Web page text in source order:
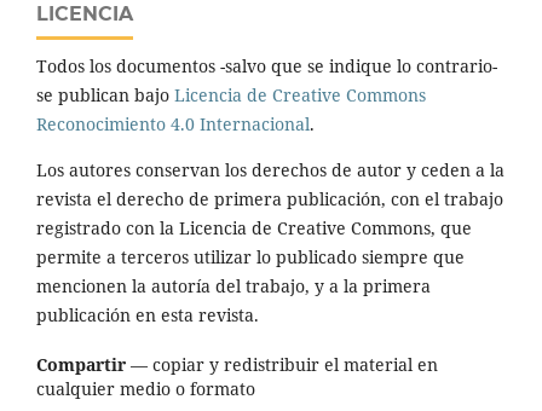
LICENCIA
Todos los documentos -salvo que se indique lo contrario-
se publican bajo Licencia de Creative Commons
Reconocimiento 4.0 Internacional.
Los autores conservan los derechos de autor y ceden a la
revista el derecho de primera publicación, con el trabajo
registrado con la Licencia de Creative Commons, que
permite a terceros utilizar lo publicado siempre que
mencionen la autoría del trabajo, y a la primera
publicación en esta revista.
Compartir — copiar y redistribuir el material en
cualquier medio o formato